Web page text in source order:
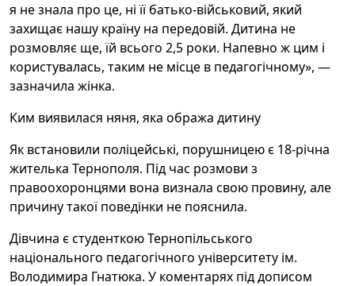
я не знала про це, ні її батько-військовий, який
захищає нашу країну на передовій. Дитина не
розмовляє ще, їй всього 2,5 роки. Напевно ж цим і
користувалась, таким не місце в педагогічному», —
зазначила жінка.
Ким виявилася няня, яка обража дитину
Як встановили поліцейські, порушницею є 18-річна
жителька Тернополя. Під час розмови з
правоохоронцями вона визнала свою провину, але
причину такої поведінки не пояснила.
Дівчина є студенткою Тернопільського
національного педагогічного університету ім.
Володимира Гнатюка. У коментарях під дописом